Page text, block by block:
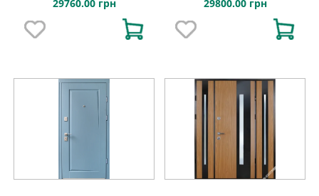
29760.00 грн 29800.00 грн